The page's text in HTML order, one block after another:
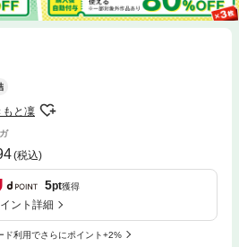
もと凜
(税込)
5pt獲得
ント詳細
ド利用でさらにポイント+2%